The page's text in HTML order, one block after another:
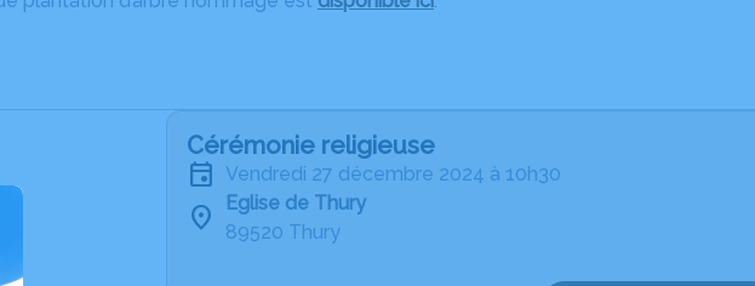
Cérémonie religieuse
vendredi 27 décembre 2024 à 10h30
Eglise de Thury
89520 Thury